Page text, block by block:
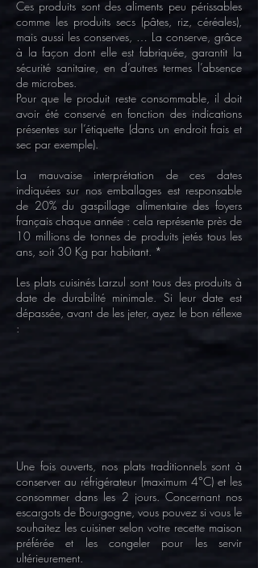
Ces produits sont des aliments peu périssables
comme les produits secs (pâtes, riz, céréales),
mais aussi les conserves, … La conserve, grâce
à la façon dont elle est fabriquée, garantit la
sécurité sanitaire, en d’autres termes l’absence
de microbes.
Pour que le produit reste consommable, il doit
avoir été conservé en fonction des indications
présentes sur l’étiquette (dans un endroit frais et
sec par exemple).
La mauvaise interprétation de ces dates
indiquées sur nos emballages est responsable
de 20% du gaspillage alimentaire des foyers
français chaque année : cela représente près de
10 millions de tonnes de produits jetés tous les
ans, soit 30 Kg par habitant. *
Les plats cuisinés Larzul sont tous des produits à
date de durabilité minimale. Si leur date est
dépassée, avant de les jeter, ayez le bon réflexe
:
Une fois ouverts, nos plats traditionnels sont à
conserver au réfrigérateur (maximum 4°C) et les
consommer dans les 2 jours. Concernant nos
escargots de Bourgogne, vous pouvez si vous le
souhaitez les cuisiner selon votre recette maison
préférée et les congeler pour les servir
ultérieurement.